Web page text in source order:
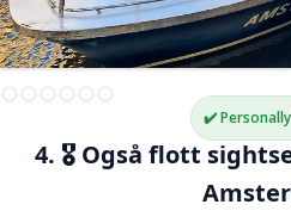
✔️
4. 🎖️ Også flott